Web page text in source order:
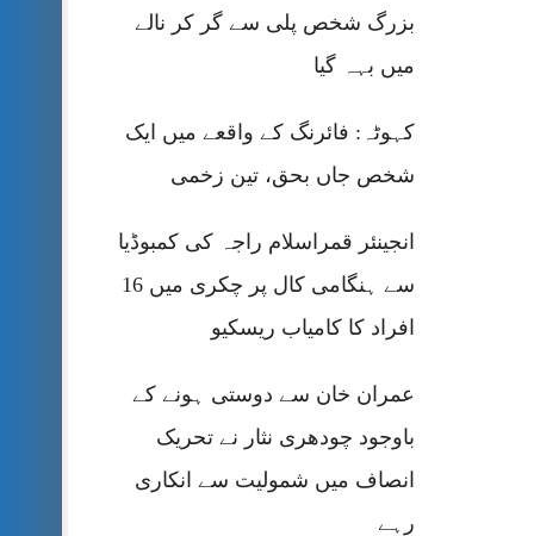
بزرگ شخص پلی سے گر کر نالے
میں بہہ گیا
کہوٹہ: فائرنگ کے واقعے میں ایک
شخص جاں بحق، تین زخمی
انجینئر قمراسلام راجہ کی کمبوڈیا
سے ہنگامی کال پر چکری میں 16
افراد کا کامیاب ریسکیو
عمران خان سے دوستی ہونے کے
باوجود چودھری نثار نے تحریک
انصاف میں شمولیت سے انکاری
رہے